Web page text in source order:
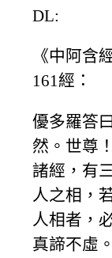
DL:
《中阿含
161經：
優多羅答
然。世尊
諸經，有
人之相，
人相者，
真諦不虛。